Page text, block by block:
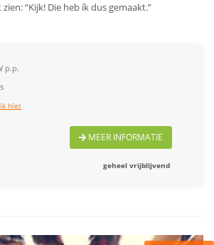
“Kijk! Die heb ík dus gemaakt.”
p.p.
hier
MEER INFORMATIE
geheel vrijblijvend